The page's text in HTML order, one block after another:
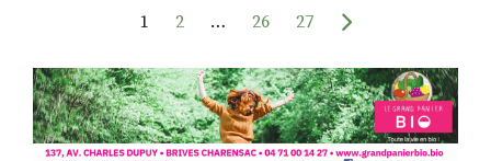
restauré leur pouvoir d’agir. Histoire de résilience Ce
groupe de femmes présentait en octobre leur
trouvé admirables. Là où beaucoup […]
1 2 … 26 27